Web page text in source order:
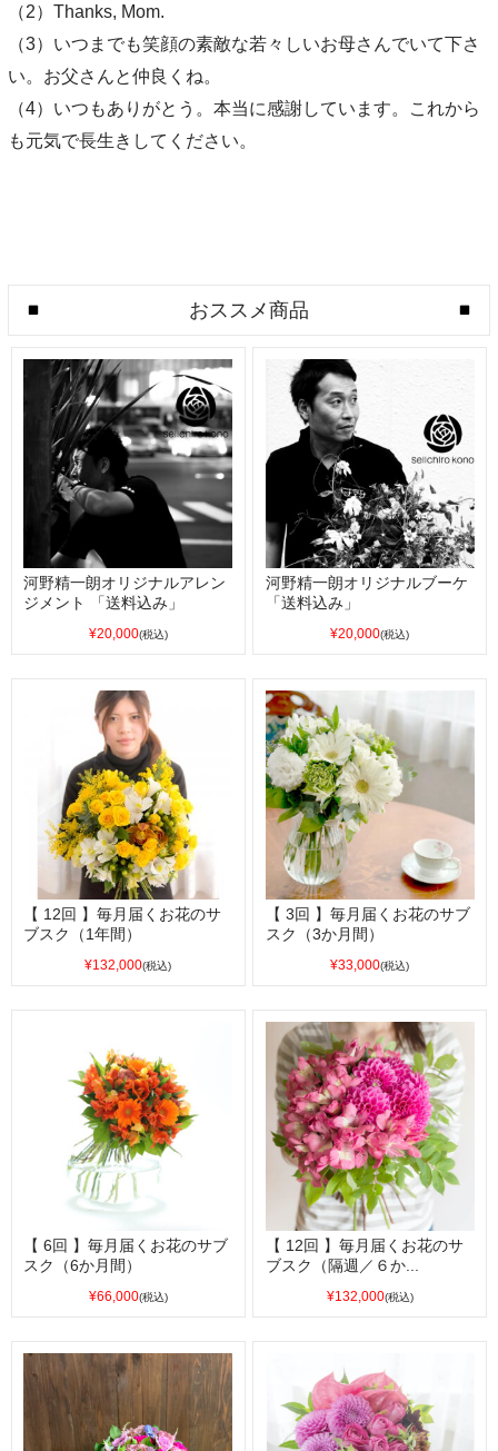
（2）Thanks, Mom.
（3）いつまでも笑顔の素敵な若々しいお母さんでいて下さ
い。お父さんと仲良くね。
（4）いつもありがとう。本当に感謝しています。これから
も元気で長生きしてください。
おススメ商品
河野精一朗オリジナルアレン
ジメント 「送料込み」
¥20,000(税込)
河野精一朗オリジナルブーケ
「送料込み」
¥20,000(税込)
【 12回 】毎月届くお花のサ
ブスク（1年間）
¥132,000(税込)
【 3回 】毎月届くお花のサブ
スク（3か月間）
¥33,000(税込)
【 6回 】毎月届くお花のサブ
スク（6か月間）
¥66,000(税込)
【 12回 】毎月届くお花のサ
ブスク（隔週／６か...
¥132,000(税込)